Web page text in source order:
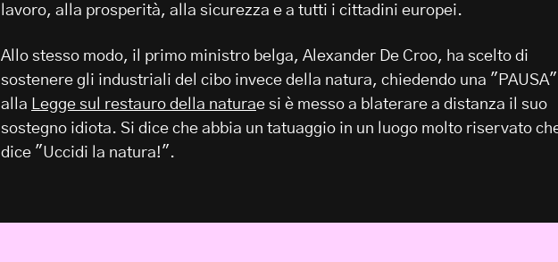
lavoro, alla prosperità, alla sicurezza e a tutti i cittadini europei.
Allo stesso modo, il primo ministro belga, Alexander De Croo, ha scelto di
sostenere gli industriali del cibo invece della natura, chiedendo una "PAUSA"
alla Legge sul restauro della naturae si è messo a blaterare a distanza il suo
sostegno idiota. Si dice che abbia un tatuaggio in un luogo molto riservato
dice "Uccidi la natura!".